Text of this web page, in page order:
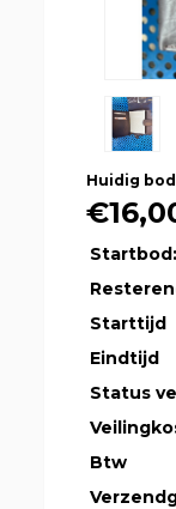
Huidig
Startbod:
Starttijd
Eindtijd
Status
Btw